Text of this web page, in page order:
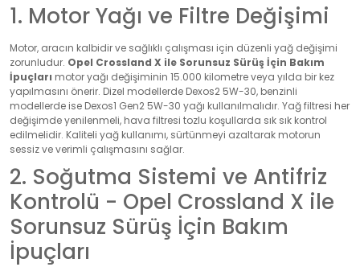
1. Motor Yağı ve Filtre Değişimi
Motor, aracın kalbidir ve sağlıklı çalışması için düzenli yağ değişimi
zorunludur. Opel Crossland X ile Sorunsuz Sürüş İçin Bakım
İpuçları motor yağı değişiminin 15.000 kilometre veya yılda bir kez
yapılmasını önerir. Dizel modellerde Dexos2 5W-30, benzinli
modellerde ise Dexos1 Gen2 5W-30 yağı kullanılmalıdır. Yağ filtresi her
değişimde yenilenmeli, hava filtresi tozlu koşullarda sık sık kontrol
edilmelidir. Kaliteli yağ kullanımı, sürtünmeyi azaltarak motorun
sessiz ve verimli çalışmasını sağlar.
2. Soğutma Sistemi ve Antifriz
Kontrolü - Opel Crossland X ile
Sorunsuz Sürüş İçin Bakım
İpuçları